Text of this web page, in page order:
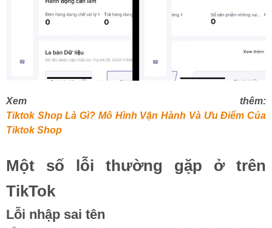
Xem thêm:
Tiktok Shop Là Gì? Mô Hình Vận Hành Và Ưu Điểm Của
Tiktok Shop
Một số lỗi thường gặp ở trên
TikTok
Lỗi nhập sai tên